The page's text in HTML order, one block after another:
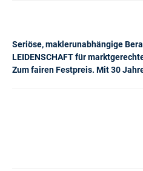
Seriöse, maklerunabhängige
LEIDENSCHAFT für
Zum fairen Festpreis. Mit 30